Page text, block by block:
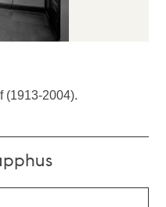
(1913-2004).